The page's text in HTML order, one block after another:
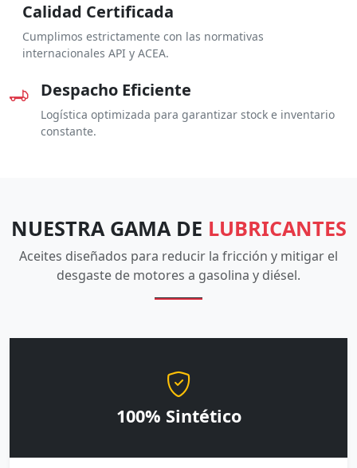
Calidad Certificada
Cumplimos estrictamente con las normativas
internacionales API y ACEA.
Despacho Eficiente
Logística optimizada para garantizar stock e inventario
constante.
NUESTRA GAMA DE LUBRICANTES
Aceites diseñados para reducir la fricción y mitigar el
desgaste de motores a gasolina y diésel.
100% Sintético